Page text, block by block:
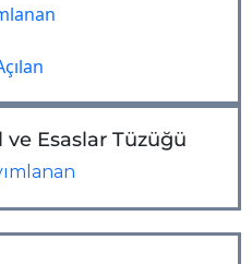
Esaslar Tüzüğü